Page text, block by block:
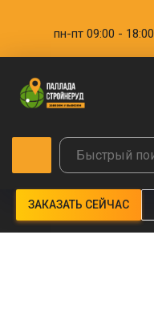
пн-пт 09:00 - 18:00
ЗАКАЗАТЬ СЕЙЧАС